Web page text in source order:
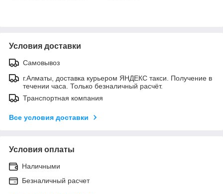
Условия доставки
Самовывоз
г.Алматы, доставка курьером ЯНДЕКС такси. Получение в
течении часа. Только безналичный расчёт.
Транспортная компания
Все условия доставки
Условия оплаты
Наличными
Безналичный расчет